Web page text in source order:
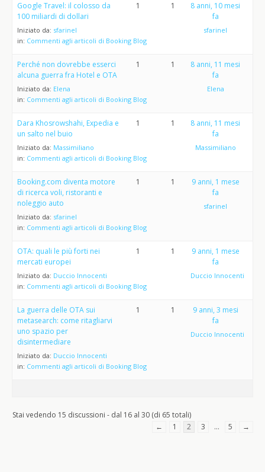
Google Travel: il colosso da
100 miliardi di dollari
Iniziato da: sfarinel
in: Commenti agli articoli di Booking Blog
1 1
8 anni, 10 mesi
fa
sfarinel
Perché non dovrebbe esserci
alcuna guerra fra Hotel e OTA
Iniziato da: Elena
in: Commenti agli articoli di Booking Blog
1 1
8 anni, 11 mesi
fa
Elena
Dara Khosrowshahi, Expedia e
un salto nel buio
Iniziato da: Massimiliano
in: Commenti agli articoli di Booking Blog
1 1
8 anni, 11 mesi
fa
Massimiliano
Booking.com diventa motore
di ricerca voli, ristoranti e
noleggio auto
Iniziato da: sfarinel
in: Commenti agli articoli di Booking Blog
1 1
9 anni, 1 mese
fa
sfarinel
OTA: quali le più forti nei
mercati europei
Iniziato da: Duccio Innocenti
in: Commenti agli articoli di Booking Blog
1 1
9 anni, 1 mese
fa
Duccio Innocenti
La guerra delle OTA sui
metasearch: come ritagliarvi
uno spazio per
disintermediare
Iniziato da: Duccio Innocenti
in: Commenti agli articoli di Booking Blog
1 1
9 anni, 3 mesi
fa
Duccio Innocenti
Stai vedendo 15 discussioni - dal 16 al 30 (di 65 totali)
←
1 2 3 … 5 →